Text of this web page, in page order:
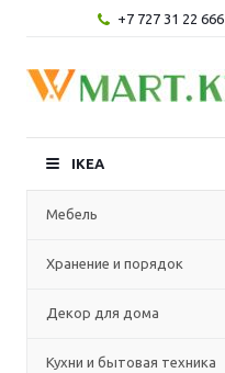
+7 727 31 22 666
IKEA
Мебель
Хранение и порядок
Декор для дома
Кухни и бытовая техника